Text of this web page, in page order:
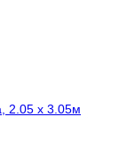
2.05 х 3.05м